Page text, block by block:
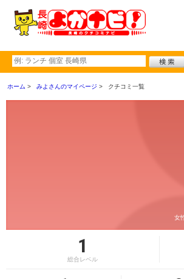
ホーム みよさんのマイページ クチコミ一覧
女
1
総合レベル